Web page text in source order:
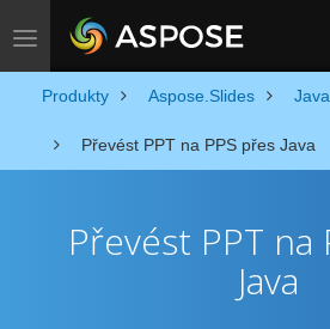
Toggle navigation
Produkty Aspose.Slides Java
Převést PPT na PPS přes Java
Převést PPT na
Java